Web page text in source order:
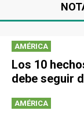
AMÉRICA
Los 10
debe seguir
AMÉRICA